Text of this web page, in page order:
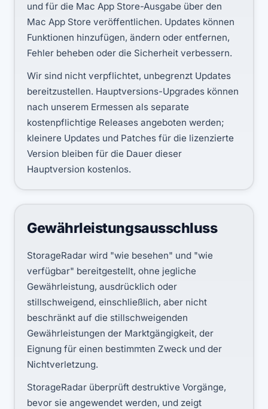
und für die Mac App Store-Ausgabe über den
Mac App Store veröffentlichen. Updates können
Funktionen hinzufügen, ändern oder entfernen,
Fehler beheben oder die Sicherheit verbessern.
Wir sind nicht verpflichtet, unbegrenzt Updates
bereitzustellen. Hauptversions-Upgrades können
nach unserem Ermessen als separate
kostenpflichtige Releases angeboten werden;
kleinere Updates und Patches für die lizenzierte
Version bleiben für die Dauer dieser
Hauptversion kostenlos.
Gewährleistungsausschluss
StorageRadar wird "wie besehen" und "wie
verfügbar" bereitgestellt, ohne jegliche
Gewährleistung, ausdrücklich oder
stillschweigend, einschließlich, aber nicht
beschränkt auf die stillschweigenden
Gewährleistungen der Marktgängigkeit, der
Eignung für einen bestimmten Zweck und der
Nichtverletzung.
StorageRadar überprüft destruktive Vorgänge,
bevor sie angewendet werden, und zeigt